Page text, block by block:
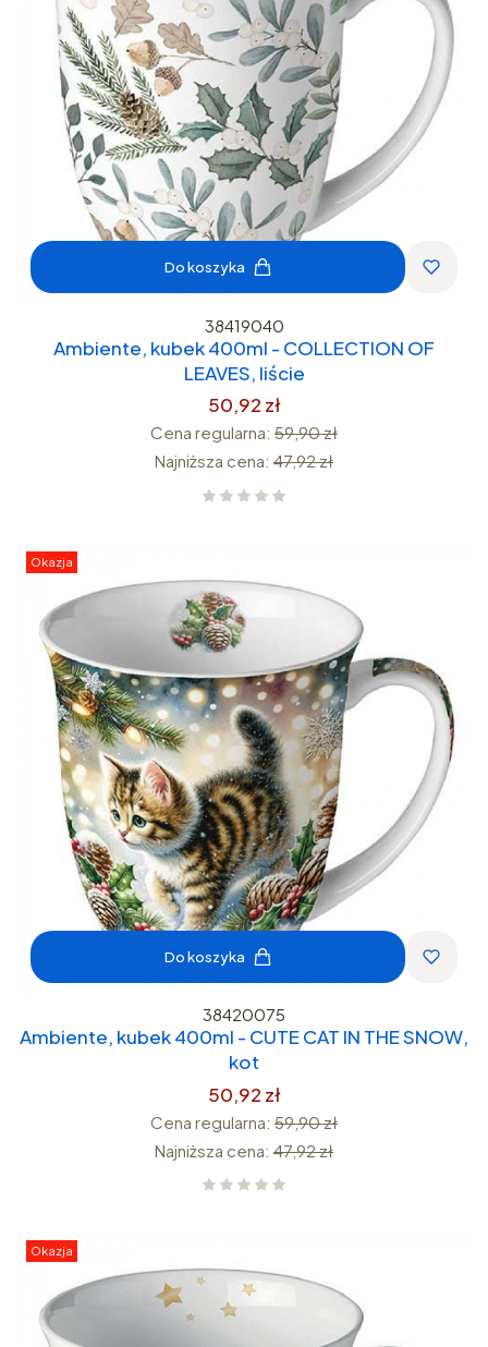
Do koszyka
38419040
Ambiente, kubek 400ml - COLLECTION OF
LEAVES, liście
50,92 zł
Cena regularna: 59,90 zł
Najniższa cena: 47,92 zł
Okazja
Do koszyka
38420075
Ambiente, kubek 400ml - CUTE CAT IN THE SNOW,
kot
50,92 zł
Cena regularna: 59,90 zł
Najniższa cena: 47,92 zł
Okazja